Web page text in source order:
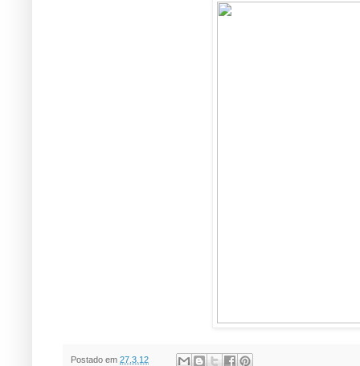
Postado em 27.3.12